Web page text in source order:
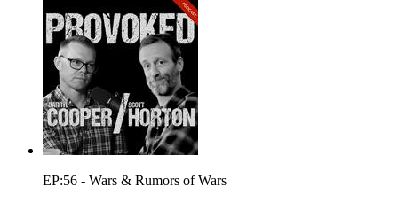
EP:56 - Wars & Rumors of Wars